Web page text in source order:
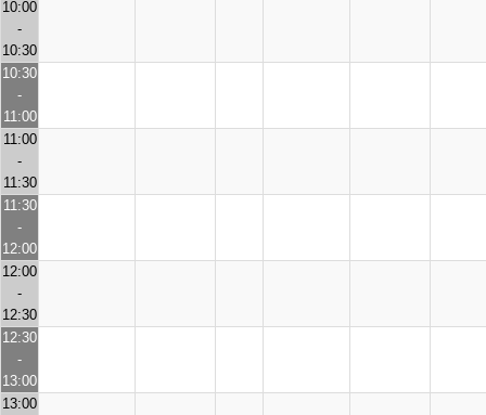
10:00
-
10:30
10:30
-
11:00
11:00
-
11:30
11:30
-
12:00
12:00
-
12:30
12:30
-
13:00
13:00